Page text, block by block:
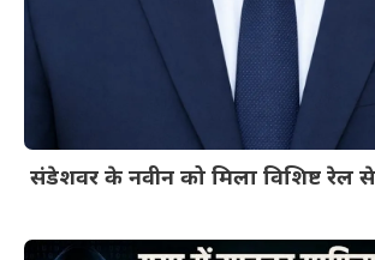
संडेशवर के नवीन को मिला विशिष्ट रेल